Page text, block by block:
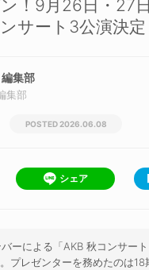
！9月26日・27
サート3公演決定
集部
集部
2026.06.08
シェア
ーによる「AKB 秋コンサー
プレゼンターを務めたのは18